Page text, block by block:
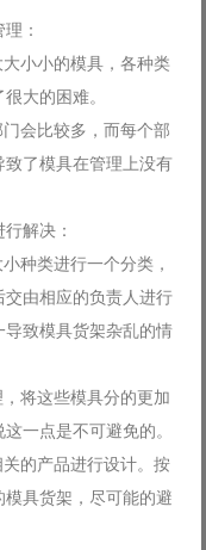
：
小小的模具，各种类
大的困难。
会比较多，而每个部
了模具在管理上没有
解决：
种类进行一个分类，
由相应的负责人进行
致模具货架杂乱的情
将这些模具分的更加
一点是不可避免的。
的产品进行设计。按
具货架，尽可能的避